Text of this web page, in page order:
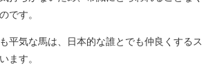
です。
平気な馬は、日本的な誰とでも仲良くするス
ます。